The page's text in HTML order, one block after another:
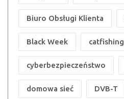
Biuro Obsługi Klienta
Black Week catfishing
cyberbezpieczeństwo
domowa sieć DVB-T